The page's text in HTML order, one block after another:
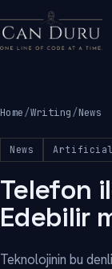
Home/Writing/News
News Artificial
Telefon
Edebilir
Teknolojinin bu